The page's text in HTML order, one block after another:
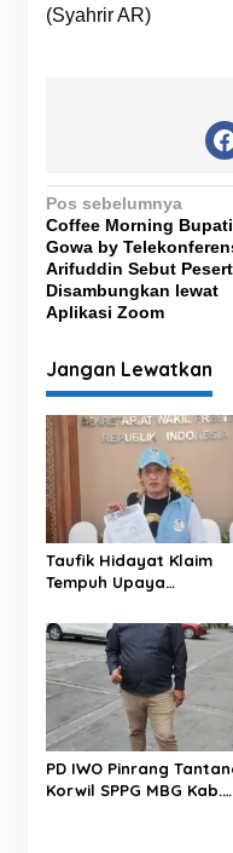
(Syahrir AR)
N
a
v
i
a
s
i
p
o
s
Pos sebelumnya
Coffee Morning Bupati
Gowa by
Arifuddin Sebut
Disambungkan lewat
Aplikasi Zoom
Jangan Lewatkan
Taufik Hidayat Klaim
Tempuh Upaya
Surat Disampaikan ke
Kantor Wakil Presiden
PD IWO Pinrang
Korwil SPPG MBG Kab.